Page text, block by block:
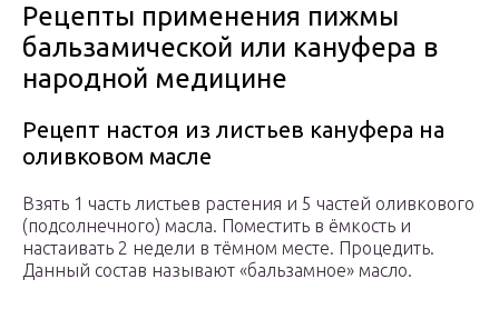
Рецепты применения пижмы
бальзамической или кануфера в
народной медицине
Рецепт настоя из листьев кануфера на
оливковом масле
Взять 1 часть листьев растения и 5 частей оливкового
(подсолнечного) масла. Поместить в ёмкость и
настаивать 2 недели в тёмном месте. Процедить.
Данный состав называют «бальзамное» масло.